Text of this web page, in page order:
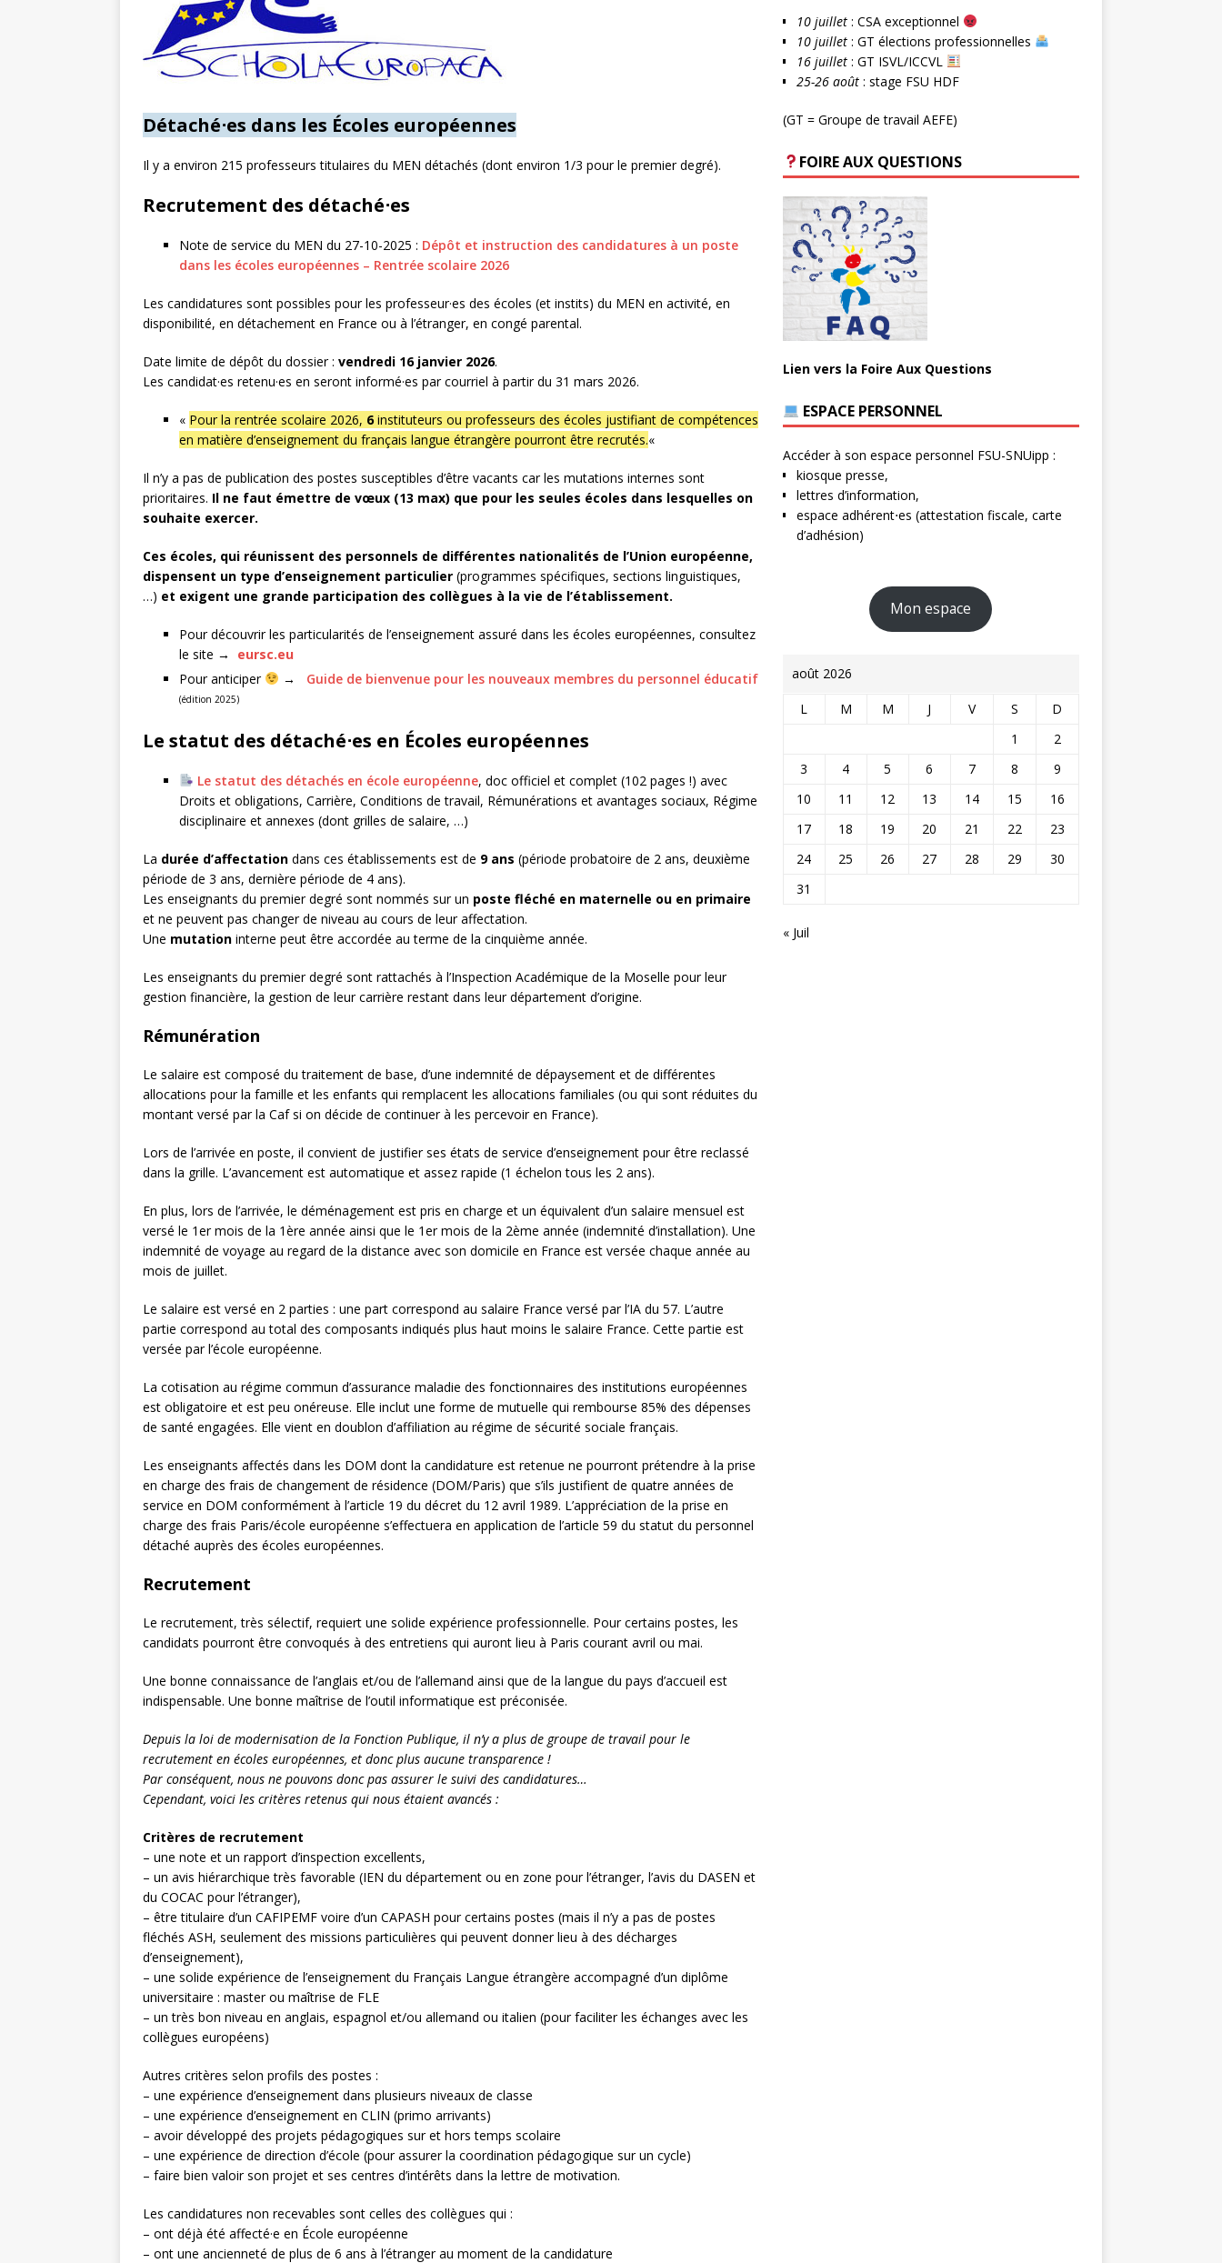
Détaché⋅es dans les Écoles européennes
Il y a environ 215 professeurs titulaires du MEN détachés (dont environ 1/3 pour le premier degré).
Recrutement des détaché⋅es
Note de service du MEN du 27-10-2025 : Dépôt et instruction des candidatures à un poste
dans les écoles européennes – Rentrée scolaire 2026
Les candidatures sont possibles pour les professeur·es des écoles (et instits) du MEN en activité, en
disponibilité, en détachement en France ou à l’étranger, en congé parental.
Date limite de dépôt du dossier : vendredi 16 janvier 2026.
Les candidat·es retenu·es en seront informé·es par courriel à partir du 31 mars 2026.
« Pour la rentrée scolaire 2026, 6instituteurs ou professeurs des écoles justifiant de compétences
en matière d’enseignement du français langue étrangère pourront être recrutés.«
Il n’y a pas de publication des postes susceptibles d’être vacants car les mutations internes sont
prioritaires. Il ne faut émettre de vœux (13 max) que pour les seules écoles dans lesquelles on
souhaite exercer.
Ces écoles, qui réunissent des personnels de différentes nationalités de l’Union européenne,
dispensent un type d’enseignement particulier (programmes spécifiques, sections linguistiques,
…) et exigent une grande participation des collègues à la vie de l’établissement.
Pour découvrir les particularités de l’enseignement assuré dans les écoles européennes, consultez
le site →
eursc.eu
Pour anticiper
→ Guide de bienvenue pour les nouveaux membres du personnel éducatif
(édition 2025)
Le statut des détaché⋅es en Écoles européennes
Le statut des détachés en école européenne, doc officiel et complet (102 pages !) avec
Droits et obligations, Carrière, Conditions de travail, Rémunérations et avantages sociaux, Régime
disciplinaire et annexes (dont grilles de salaire, …)
La durée d’affectation dans ces établissements est de 9 ans (période probatoire de 2 ans, deuxième
période de 3 ans, dernière période de 4 ans).
Les enseignants du premier degré sont nommés sur un poste fléché en maternelle ou en primaire
et ne peuvent pas changer de niveau au cours de leur affectation.
Une mutation interne peut être accordée au terme de la cinquième année.
Les enseignants du premier degré sont rattachés à l’Inspection Académique de la Moselle pour leur
gestion financière, la gestion de leur carrière restant dans leur département d’origine.
Rémunération
Le salaire est composé du traitement de base, d’une indemnité de dépaysement et de différentes
allocations pour la famille et les enfants qui remplacent les allocations familiales (ou qui sont réduites du
montant versé par la Caf si on décide de continuer à les percevoir en France).
Lors de l’arrivée en poste, il convient de justifier ses états de service d’enseignement pour être reclassé
dans la grille. L’avancement est automatique et assez rapide (1 échelon tous les 2 ans).
En plus, lors de l’arrivée, le déménagement est pris en charge et un équivalent d’un salaire mensuel est
versé le 1er mois de la 1ère année ainsi que le 1er mois de la 2ème année (indemnité d’installation). Une
indemnité de voyage au regard de la distance avec son domicile en France est versée chaque année au
mois de juillet.
Le salaire est versé en 2 parties : une part correspond au salaire France versé par l’IA du 57. L’autre
partie correspond au total des composants indiqués plus haut moins le salaire France. Cette partie est
versée par l’école européenne.
La cotisation au régime commun d’assurance maladie des fonctionnaires des institutions européennes
est obligatoire et est peu onéreuse. Elle inclut une forme de mutuelle qui rembourse 85% des dépenses
de santé engagées. Elle vient en doublon d’affiliation au régime de sécurité sociale français.
Les enseignants affectés dans les DOM dont la candidature est retenue ne pourront prétendre à la prise
en charge des frais de changement de résidence (DOM/Paris) que s’ils justifient de quatre années de
service en DOM conformément à l’article 19 du décret du 12 avril 1989. L’appréciation de la prise en
charge des frais Paris/école européenne s’effectuera en application de l’article 59 du statut du personnel
détaché auprès des écoles européennes.
Recrutement
Le recrutement, très sélectif, requiert une solide expérience professionnelle. Pour certains postes, les
candidats pourront être convoqués à des entretiens qui auront lieu à Paris courant avril ou mai.
Une bonne connaissance de l’anglais et/ou de l’allemand ainsi que de la langue du pays d’accueil est
indispensable. Une bonne maîtrise de l’outil informatique est préconisée.
Depuis la loi de modernisation de la Fonction Publique, il n’y a plus de groupe de travail pour le
recrutement en écoles européennes, et donc plus aucune transparence !
Par conséquent, nous ne pouvons donc pas assurer le suivi des candidatures…
Cependant, voici les critères retenus qui nous étaient avancés :
Critères de recrutement
– une note et un rapport d’inspection excellents,
– un avis hiérarchique très favorable (IEN du département ou en zone pour l’étranger, l’avis du DASEN et
du COCAC pour l’étranger),
– être titulaire d’un CAFIPEMF voire d’un CAPASH pour certains postes (mais il n’y a pas de postes
fléchés ASH, seulement des missions particulières qui peuvent donner lieu à des décharges
d’enseignement),
– une solide expérience de l’enseignement du Français Langue étrangère accompagné d’un diplôme
universitaire : master ou maîtrise de FLE
– un très bon niveau en anglais, espagnol et/ou allemand ou italien (pour faciliter les échanges avec les
collègues européens)
Autres critères selon profils des postes :
– une expérience d’enseignement dans plusieurs niveaux de classe
– une expérience d’enseignement en CLIN (primo arrivants)
– avoir développé des projets pédagogiques sur et hors temps scolaire
– une expérience de direction d’école (pour assurer la coordination pédagogique sur un cycle)
– faire bien valoir son projet et ses centres d’intérêts dans la lettre de motivation.
Les candidatures non recevables sont celles des collègues qui :
– ont déjà été affecté·e en École européenne
– ont une ancienneté de plus de 6 ans à l’étranger au moment de la candidature
10 juillet: CSA exceptionnel
10 juillet: GT élections professionnelles
16 juillet: GT ISVL/ICCVL
25-26 août: stage FSU HDF
(GT = Groupe de travail AEFE)
FOIRE AUX QUESTIONS
Lien vers la Foire Aux Questions
ESPACE PERSONNEL
Accéder à son espace personnel FSU-SNUipp :
kiosque presse,
lettres d’information,
espace adhérent⋅es (attestation fiscale, carte
d’adhésion)
Mon espace
août 2026
L M M J V S
D
1
2
3
4 5 6 7 8
9
10
11 12 13 14 15
16
17
18 19 20 21 22
23
24
25 26 27 28 29
30
31
« Juil